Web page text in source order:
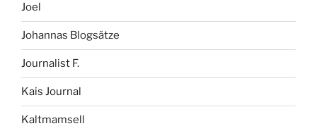
Joel
Johannas Blogsätze
Journalist F.
Kais Journal
Kaltmamsell